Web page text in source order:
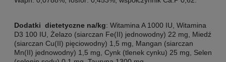
Dodatki dietetyczne na/kg: Witamina A 1000 IU, Witamina
D3 100 IU, Żelazo (siarczan Fe(II) jednowodny) 22 mg, Miedź
(siarczan Cu(II) pięciowodny) 1,5 mg, Mangan (siarczan
Mn(II) jednowodny) 1,5 mg, Cynk (tlenek cynku) 25 mg, Selen